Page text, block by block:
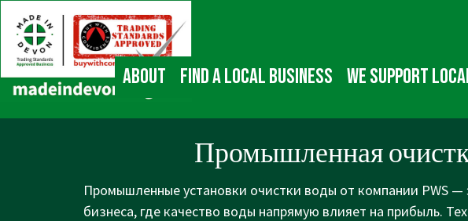
Skip
Main
Content
Main
Navigation
About Find a local business We Support
Промышленная
Промышленные установки очистки воды от компании PWS
бизнеса, где качество воды напрямую влияет на прибыль.